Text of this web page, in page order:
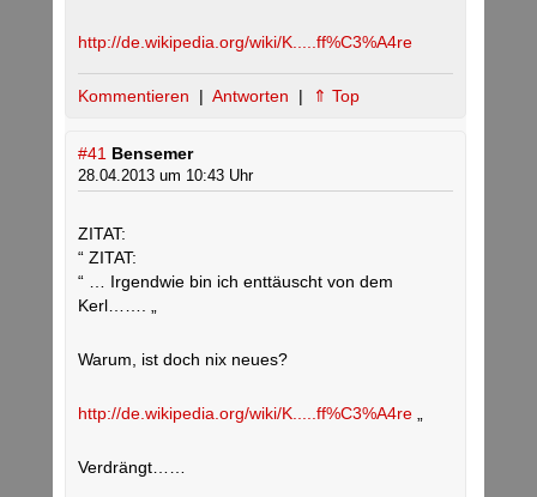
http://de.wikipedia.org/wiki/K.....ff%C3%A4re
Kommentieren | Antworten | ⇑ Top
#41 Bensemer
28.04.2013 um 10:43 Uhr
ZITAT:
“ ZITAT:
“ … Irgendwie bin ich enttäuscht von dem
Kerl……. „
Warum, ist doch nix neues?
http://de.wikipedia.org/wiki/K.....ff%C3%A4re
Verdrängt……